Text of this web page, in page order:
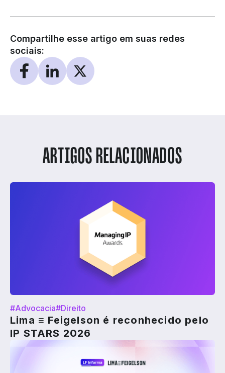
Compartilhe esse artigo em suas redes
sociais:
ARTIGOS RELACIONADOS
#Advocacia#Direito
Lima ≡ Feigelson é reconhecido pelo
IP STARS 2026